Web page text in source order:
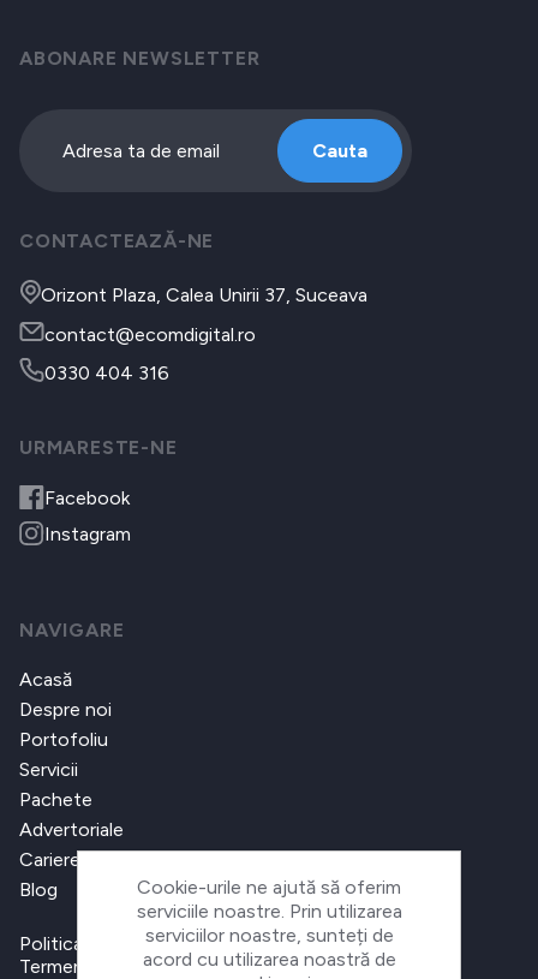
ABONARE NEWSLETTER
Cauta
CONTACTEAZĂ-NE
Orizont Plaza, Calea Unirii 37, Suceava
contact@ecomdigital.ro
0330 404 316
URMARESTE-NE
Facebook
Instagram
NAVIGARE
Acasă
Despre noi
Portofoliu
Servicii
Pachete
Advertoriale
Cariere
Blog
Politica de confidențialitate
Termeni și condiții
Cookie-urile ne ajută să oferim
serviciile noastre. Prin utilizarea
serviciilor noastre, sunteți de
acord cu utilizarea noastră de